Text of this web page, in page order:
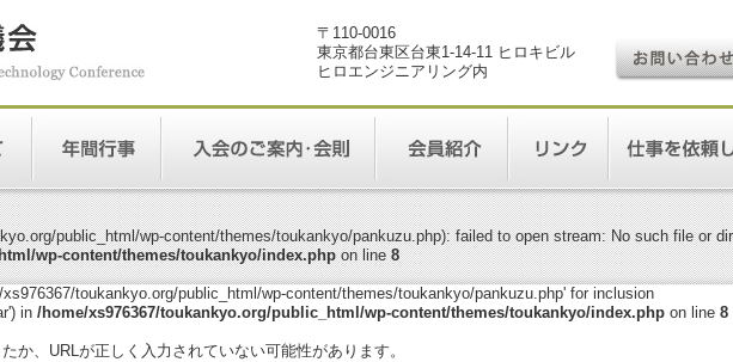
〒110-0016
東京都台東区台東1-14-11 ヒロキビル
ヒロエンジニアリング内
public_html/wp-content/themes/toukankyo/pankuzu.php): failed to open stream: No such file or
wp-content/themes/toukankyo/index.phpon line8
toukankyo.org/public_html/wp-content/themes/toukankyo/pankuzu.php' for inclusion
in /home/xs976367/toukankyo.org/public_html/wp-content/themes/toukankyo/index.phpon line 8
か、URLが正しく入力されていない可能性があります。